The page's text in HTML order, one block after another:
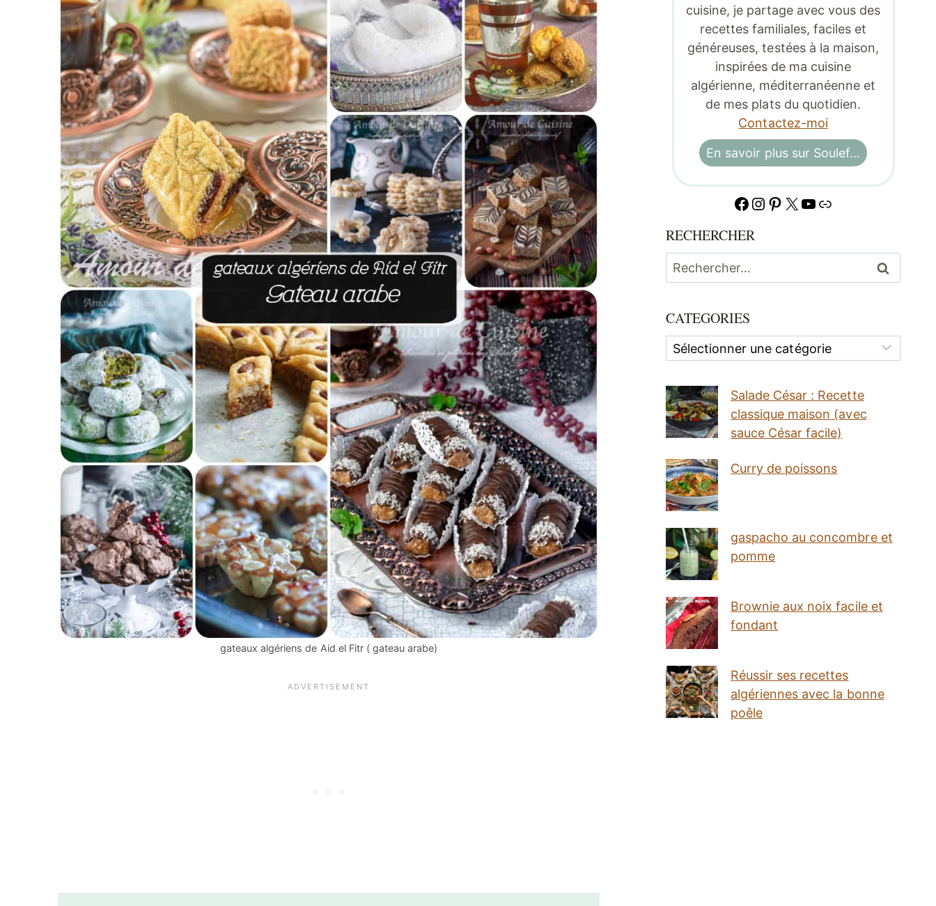
gateaux algériens de Aid el Fitr ( gateau arabe)
cuisine, je partage avec vous des
recettes familiales, faciles et
généreuses, testées à la maison,
inspirées de ma cuisine
algérienne, méditerranéenne et
de mes plats du quotidien.
Contactez-moi
En savoir plus sur Soulef…
Facebook
Instagram
Pinterest
X YouTube
Lien
RECHERCHER
Rechercher :
CATEGORIES
Categories
Salade César : Recette
classique maison (avec
sauce César facile)
Curry de poissons
gaspacho au concombre et
pomme
Brownie aux noix facile et
fondant
Réussir ses recettes
algériennes avec la bonne
poêle